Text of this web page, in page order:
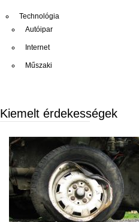
Technológia
Autóipar
Internet
Műszaki
Kiemelt érdekességek